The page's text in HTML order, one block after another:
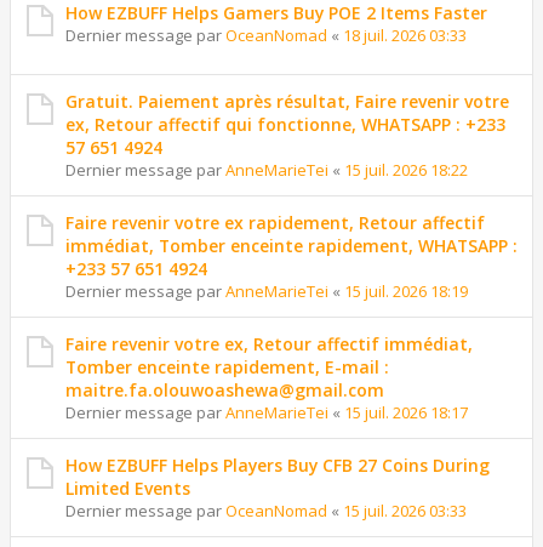
How EZBUFF Helps Gamers Buy POE 2 Items Faster
Dernier message parOceanNomad « 18 juil. 2026 03:33
Gratuit. Paiement après résultat, Faire revenir votre
ex, Retour affectif qui fonctionne, WHATSAPP : +233
57 651 4924
Dernier message parAnneMarieTei « 15 juil. 2026 18:22
Faire revenir votre ex rapidement, Retour affectif
immédiat, Tomber enceinte rapidement, WHATSAPP :
+233 57 651 4924
Dernier message parAnneMarieTei « 15 juil. 2026 18:19
Faire revenir votre ex, Retour affectif immédiat,
Tomber enceinte rapidement, E-mail :
maitre.fa.olouwoashewa@gmail.com
Dernier message parAnneMarieTei « 15 juil. 2026 18:17
How EZBUFF Helps Players Buy CFB 27 Coins During
Limited Events
Dernier message parOceanNomad « 15 juil. 2026 03:33